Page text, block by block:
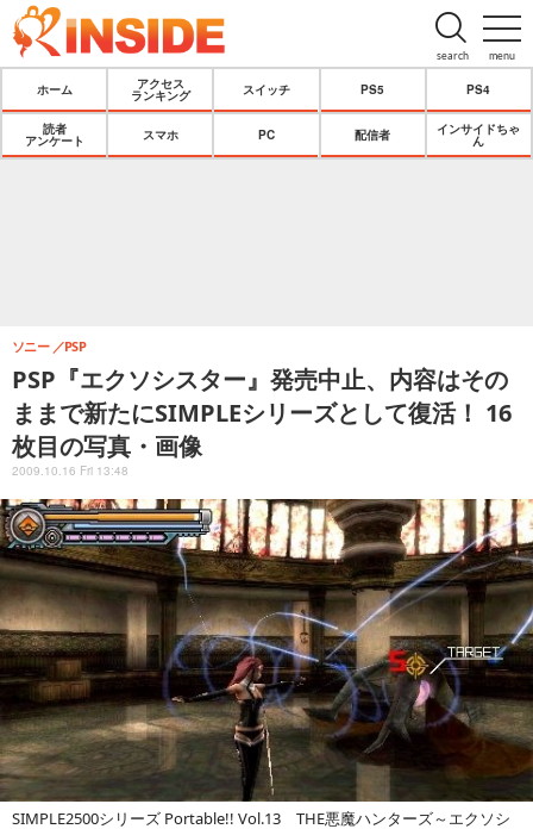
menu
search
ホーム
アクセス
ランキング
スイッチ PS5 PS4
読者
アンケート
スマホ PC 配信者
インサイドちゃ
ん
PSP『エクソシスター』発売中止、内容はその
ままで新たにSIMPLEシリーズとして復活！ 16
枚目の写真・画像
ソニー PSP
2009.10.16 Fri 13:48
SIMPLE2500シリーズ Portable!! Vol.13 THE悪魔ハンターズ～エクソシ